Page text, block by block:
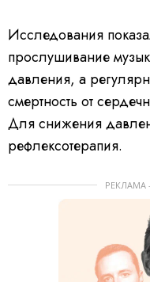
Исследования
прослушивание
давления, а
смертность от
Для снижения
рефлексотерапия.
РЕКЛАМА